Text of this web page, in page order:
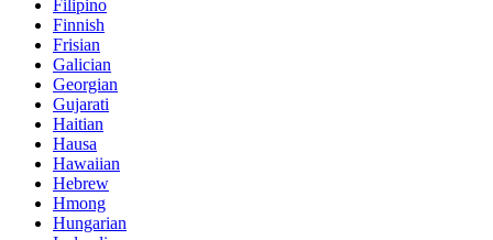
Filipino
Finnish
Frisian
Galician
Georgian
Gujarati
Haitian
Hausa
Hawaiian
Hebrew
Hmong
Hungarian